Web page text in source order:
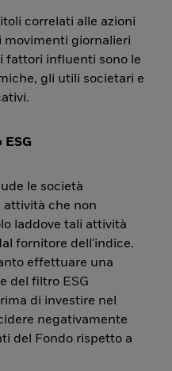
correlati alle azioni
movimenti giornalieri
fattori influenti sono le
gli utili societari e
le società
che non
laddove tali attività
fornitore dell'indice.
effettuare una
del filtro ESG
di investire nel
negativamente
del Fondo rispetto a